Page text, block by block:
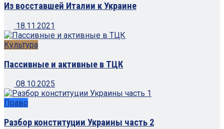
Из восставшей Италии к Украине
18.11.2021
Культура
Пассивные и активные в ТЦК
08.10.2025
Право
Разбор конституции Украины часть 2